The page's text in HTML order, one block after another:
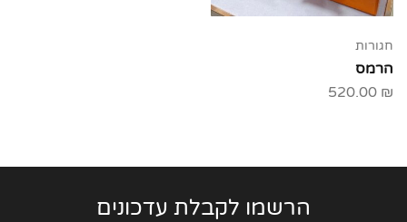
חגורות
הרמס
520.00 ₪
הרשמו לקבלת עדכונים